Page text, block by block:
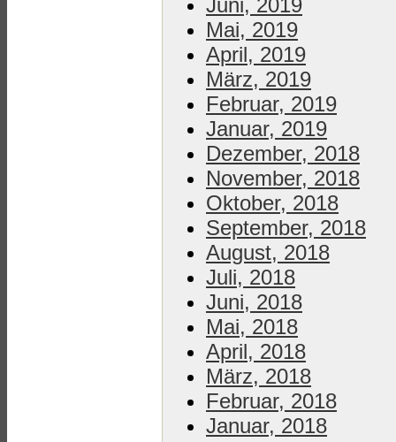
Juni, 2019
Mai, 2019
April, 2019
März, 2019
Februar, 2019
Januar, 2019
Dezember, 2018
November, 2018
Oktober, 2018
September, 2018
August, 2018
Juli, 2018
Juni, 2018
Mai, 2018
April, 2018
März, 2018
Februar, 2018
Januar, 2018